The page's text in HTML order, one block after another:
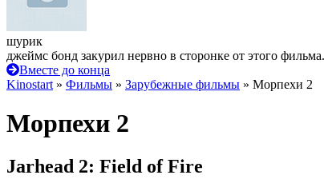
шурик
джеймс бонд закурил нервно в сторонке от этого фильма.
Вместе до конца
Kinostart » Фильмы » Зарубежные фильмы » Морпехи 2
Морпехи 2
Jarhead 2: Field of Fire